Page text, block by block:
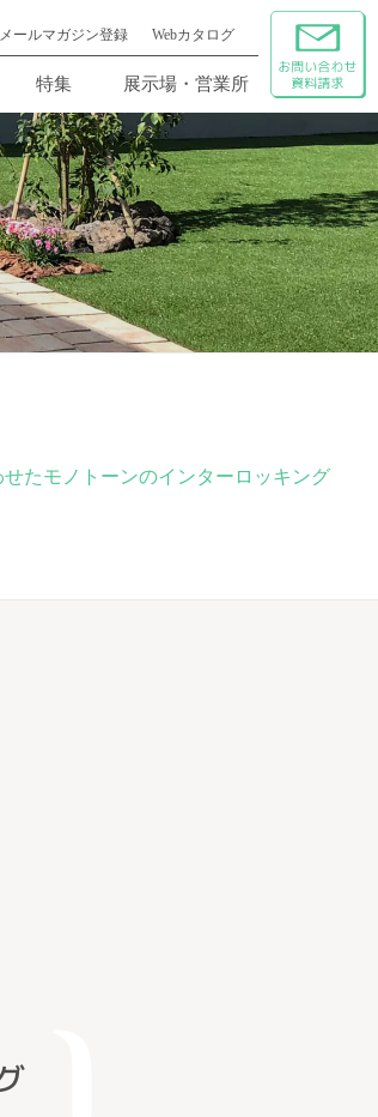
メールマガジン登録 Webカタログ
特集 展示場・営業所
たモノトーンのインターロッキング